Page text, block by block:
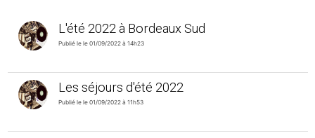
L'été 2022 à Bordeaux Sud
Publié le le 01/09/2022 à 14h23
Les séjours d'été 2022
Publié le le 01/09/2022 à 11h53